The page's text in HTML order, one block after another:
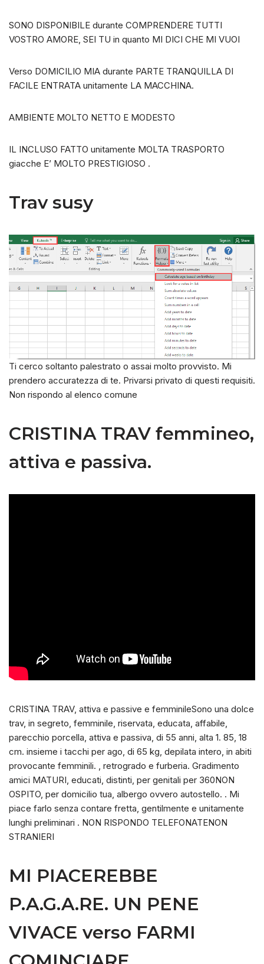
SONO DISPONIBILE durante COMPRENDERE TUTTI
VOSTRO AMORE, SEI TU in quanto MI DICI CHE MI VUOI
Verso DOMICILIO MIA durante PARTE TRANQUILLA DI
FACILE ENTRATA unitamente LA MACCHINA.
AMBIENTE MOLTO NETTO E MODESTO
IL INCLUSO FATTO unitamente MOLTA TRASPORTO
giacche E’ MOLTO PRESTIGIOSO .
Trav susy
Ti cerco soltanto palestrato o assai molto provvisto. Mi
prendero accuratezza di te. Privarsi privato di questi requisiti.
Non rispondo al elenco comune
CRISTINA TRAV femmineo,
attiva e passiva.
CRISTINA TRAV, attiva e passive e femminileSono una dolce
trav, in segreto, femminile, riservata, educata, affabile,
parecchio porcella, attiva e passiva, di 55 anni, alta 1. 85, 18
cm. insieme i tacchi per ago, di 65 kg, depilata intero, in abiti
provocante femminili. , retrogrado e furberia. Gradimento
amici MATURI, educati, distinti, per genitali per 360NON
OSPITO, per domicilio tua, albergo ovvero autostello. . Mi
piace farlo senza contare fretta, gentilmente e unitamente
lunghi preliminari . NON RISPONDO TELEFONATENON
STRANIERI
MI PIACEREBBE
P.A.G.A.RE. UN PENE
VIVACE verso FARMI